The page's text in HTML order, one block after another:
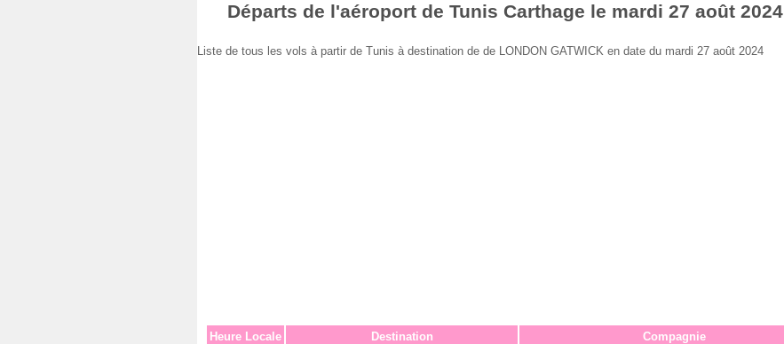
Départs de l'aéroport de Tunis Carthage le mardi 27 août 2024
Liste de tous les vols à partir de Tunis à destination de de LONDON GATWICK en date du mardi 27 août 2024
Heure Locale Destination Compagnie